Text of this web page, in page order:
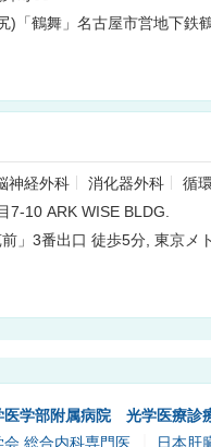
皮膚科
放射線科
歯科口腔外科
)「鶴舞」名古屋市営地下鉄
神経外科 消化器外科
循
皮膚科 形成外科
7-10 ARK WISE BLDG.
」3番出口 徒歩5分 東京メ
医学部附属病院 光学医療診
会 総合内科専門医
日本肝